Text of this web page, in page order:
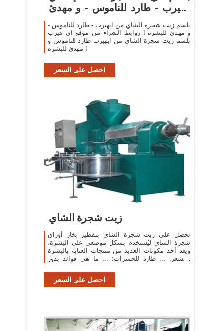
ايهيرب - طارد للناموس - و مهدئ
بلسم زيت شجرة الشاي من ايهيرب - طارد للناموس -
و مهدئ للبشره ! روابط الشراء من موقع اي هيرب
بلسم زيت شجرة الشاي من ايهيرب طارد للناموس و
مهدئ للبشره !
احصل على السعر
زيت شجرة الشاي
نحصل على زيت شجرة الشاي بتقطير بخار أوراق
شجرة الشاي ليُستخدم بشكل موضعي على البشرة،
ويعد أحد مكونات العديد من منتجات العناية بالبشرة
والشعر. ... طارد للحشرات: ... ما هي فوائد بذور
احصل على السعر